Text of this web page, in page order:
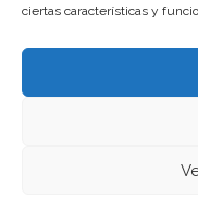
ciertas características y